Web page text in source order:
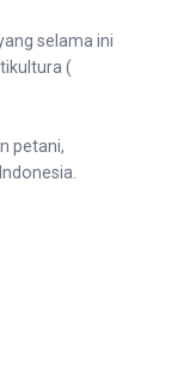
selama ini
(
petani,